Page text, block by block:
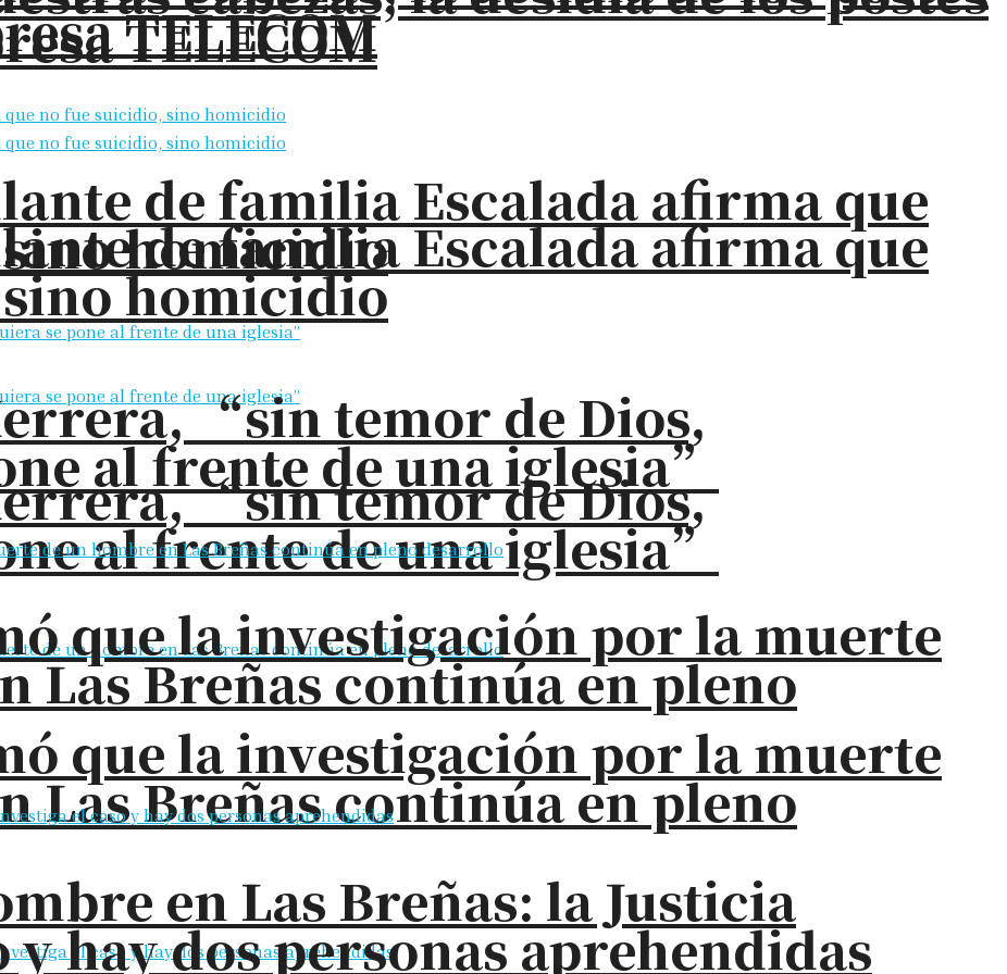
TELECOM
de familia Escalada afirma que
homicidio
“sin temor de Dios,
al frente de una iglesia”
que la investigación por la muerte
Las Breñas continúa en pleno
TELECOM
de familia Escalada afirma que
homicidio
“sin temor de Dios,
al frente de una iglesia”
que la investigación por la muerte
Las Breñas continúa en pleno
en Las Breñas: la Justicia
y hay dos personas aprehendidas